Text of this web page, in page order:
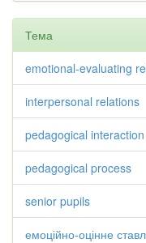
Тема
emotional-evaluating
interpersonal relations
pedagogical interaction
pedagogical process
senior pupils
емоційно-оцінне